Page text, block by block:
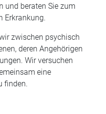
und beraten Sie zum
Erkrankung.
zwischen psychisch
deren Angehörigen
Wir versuchen
eine
finden.